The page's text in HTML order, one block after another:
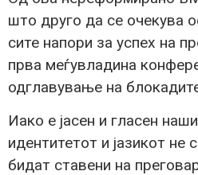
што друго да се очекува
сите напори за успех на
прва меѓувладина
одглавување на
Иако е јасен и гласен
идентитетот и јазикот не
бидат ставени на